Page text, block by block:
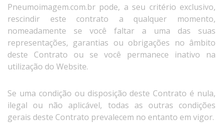
Pneumoimagem.com.br pode, a seu critério exclusivo,
rescindir este contrato a qualquer momento,
nomeadamente se você faltar a uma das suas
representações, garantias ou obrigações no âmbito
deste Contrato ou se você permanece inativo na
utilização do Website.
Se uma condição ou disposição deste Contrato é nula,
ilegal ou não aplicável, todas as outras condições
gerais deste Contrato prevalecem no entanto em vigor.